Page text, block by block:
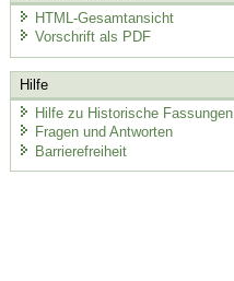
HTML-Gesamtansicht
Vorschrift als PDF
Hilfe
Hilfe zu Historische Fassungen
Fragen und Antworten
Barrierefreiheit